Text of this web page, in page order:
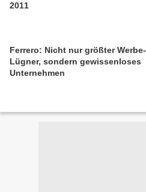
2011
Ferrero: Nicht nur größter Werbe-
Lügner, sondern gewissenloses
Unternehmen